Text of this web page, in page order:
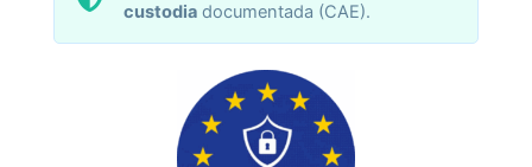
custodia documentada (CAE).